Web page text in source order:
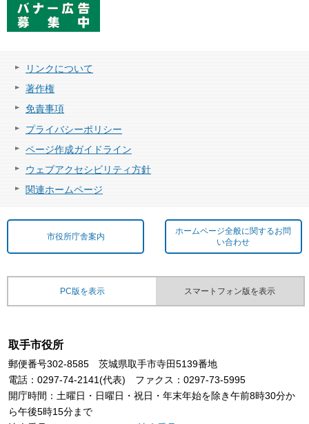
リンクについて
著作権
免責事項
プライバシーポリシー
ページ作成ガイドライン
ウェブアクセシビリティ方針
関連ホームページ
市役所庁舎案内
ホームページ全般に関するお問
い合わせ
PC版を表示 スマートフォン版を表示
取手市役所
郵便番号302-8585 茨城県取手市寺田5139番地
電話：0297-74-2141(代表) ファクス：0297-73-5995
開庁時間：土曜日・日曜日・祝日・年末年始を除き午前8時30分か
ら午後5時15分まで